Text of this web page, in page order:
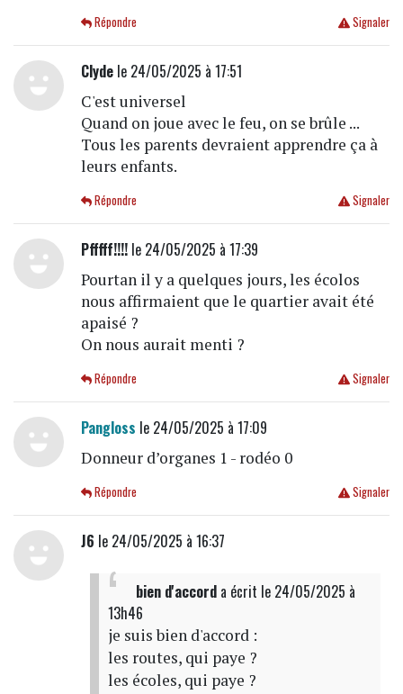
Signaler
Répondre
Clydele 24/05/2025 à 17:51
C'est universel
Quand on joue avec le feu, on se brûle ...
Tous les parents devraient apprendre ça à
leurs enfants.
Signaler
Répondre
Pfffff!!!!le 24/05/2025 à 17:39
Pourtan il y a quelques jours, les écolos
nous affirmaient que le quartier avait été
apaisé ?
On nous aurait menti ?
Signaler
Répondre
Pangloss le 24/05/2025 à 17:09
Donneur d’organes 1 - rodéo 0
Signaler
Répondre
J6 le 24/05/2025 à 16:37
bien d'accorda écrit le 24/05/2025 à
13h46
je suis bien d'accord :
les routes, qui paye ?
les écoles, qui paye ?